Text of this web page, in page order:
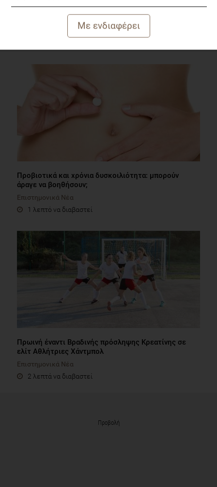
Η Aloe Vera ως Φυτικό Φάρμακο στη θεραπεία του
Μεταβολικού Συνδρόμου
Προβιοτικά και χρόνια δυσκοιλιότητα: μπορούν
άραγε να βοηθήσουν;
Επιστημονικά Νέα
1 λεπτό να διαβαστεί
Πρωινή έναντι Βραδινής πρόσληψης Κρεατίνης σε
ελίτ Αθλήτριες Χάντμπολ
Επιστημονικά Νέα
2 λεπτά να διαβαστεί
Προβολή